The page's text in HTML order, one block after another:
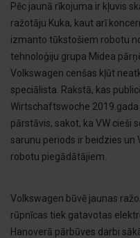
Pēc jaunā rīkojuma ir kļuvis
ražotāju Kuka, kaut arī
izmanto tūkstošiem robotu
tehnoloģiju grupa Midea
Volkswagen cenšas kļūt
speciālista. Rakstā, kas
Wirtschaftswoche
pārstāvis, sakot, ka VW cieši
sarunu periods ir beidzies un
robotu piegādātājiem.
Volkswagen būvē jaunas
rūpnīcas tiek gatavotas
Hanoverā pārbūves darbi